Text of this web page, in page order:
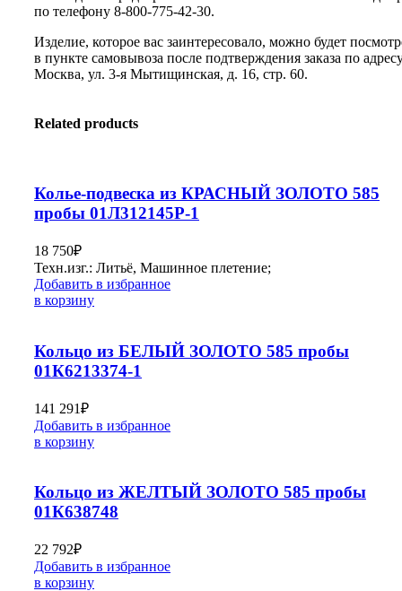
по телефону 8-800-775-42-30.
Изделие, которое вас заинтересовало, можно будет
в пункте самовывоза после подтверждения заказа по
Москва, ул. 3-я Мытищинская, д. 16, стр. 60.
Related products
Колье-подвеска из КРАСНЫЙ ЗОЛОТО 585
пробы 01Л312145Р-1
18 750₽
Техн.изг.: Литьё, Машинное плетение;
Добавить в избранное
в корзину
Кольцо из БЕЛЫЙ ЗОЛОТО 585 пробы
01К6213374-1
141 291₽
Добавить в избранное
в корзину
Кольцо из ЖЕЛТЫЙ ЗОЛОТО 585 пробы
01К638748
22 792₽
Добавить в избранное
в корзину